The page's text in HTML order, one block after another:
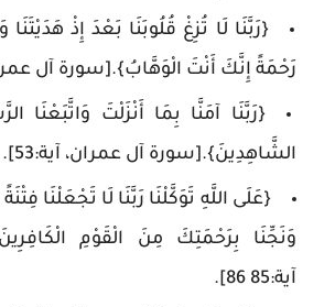
{رَبَّنَا لَا تُزِغْ قُلُوبَنَا بَعْدَ إِذْ
رَحْمَةً إِنَّكَ أَنْتَ الْوَهَّابُ}.[سورة آل
{رَبَّنَا آمَنَّا بِمَا أَنْزَلْتَ وَاتَّبَعْنَا
الشَّاهِدِينَ}.[سورة آل عمران، آية:53].
{عَلَى اللَّهِ تَوَكَّلْنَا رَبَّنَا لَا تَجْعَلْنَا
وَنَجِّنَا بِرَحْمَتِكَ مِنَ الْقَوْمِ
آية:85 86].